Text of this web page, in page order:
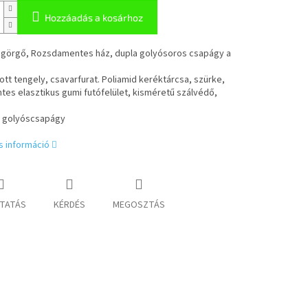
Hozzáadás a kosárhoz
Rozsdamentes ház, dupla golyósoros csapágy a
tengely, csavarfurat. Poliamid keréktárcsa, szürke,
elasztikus gumi futófelület, kisméretű szálvédő,
információ
KÉRDÉS MEGOSZTÁS